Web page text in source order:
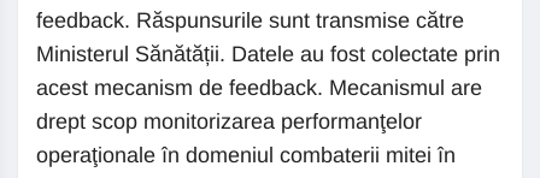
feedback. Răspunsurile sunt transmise către
Ministerul Sănătății. Datele au fost colectate prin
acest mecanism de feedback. Mecanismul are
drept scop monitorizarea performanţelor
operaţionale în domeniul combaterii mitei în